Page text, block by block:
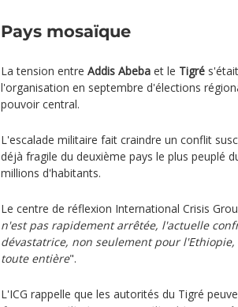
Pays mosaïque
La tension entre Addis Abeba et le Tigré
l'organisation en septembre d'élections
pouvoir central.
L'escalade militaire fait craindre un conflit
déjà fragile du deuxième pays le plus peuplé
millions d'habitants.
Le centre de réflexion International Crisis
n'est pas rapidement arrêtée, l'actuelle
dévastatrice, non seulement pour
toute entière".
L'ICG rappelle que les autorités du Tigré